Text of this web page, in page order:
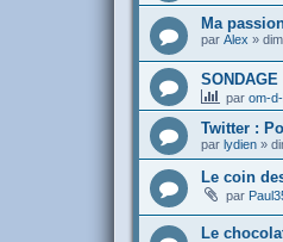
Ma
par Alex »
par om-
Twitter :
par lydien »
Le coin
par
Le